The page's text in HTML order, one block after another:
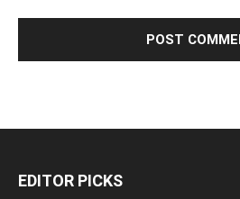
EDITOR PICKS